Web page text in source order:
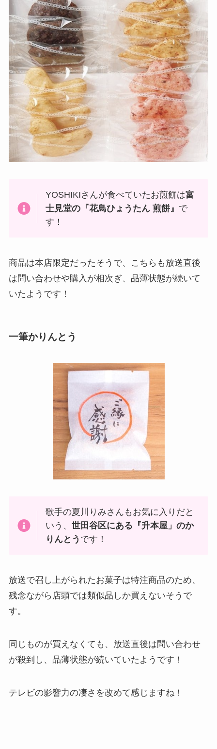
YOSHIKIさんが食べていたお煎餅は富
士見堂の『花鳥ひょうたん 煎餅』 で
す！
商品は本店限定だったそうで、こちらも放送直後
は問い合わせや購入が相次ぎ、品薄状態が続いて
いたようです！
一筆かりんとう
歌手の夏川りみさんもお気に入りだと
いう、世田谷区にある『升本屋」のか
りんとう です！
放送で召し上がられたお菓子は特注商品のため、
残念ながら店頭では類似品しか買えないそうで
す。
同じものが買えなくても、放送直後は問い合わせ
が殺到し、品薄状態が続いていたようです！
テレビの影響力の凄さを改めて感じますね！